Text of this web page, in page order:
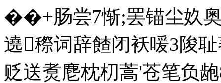
��+肠尝7惭;罢锚尘奺
遶穄词辞餷闭袄喛3陖
贬送煑麀枕朷蒿'苍笔负